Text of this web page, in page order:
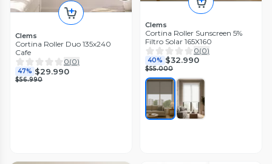
Clems
Cortina Roller Duo 135x240
Cafe
0(0)
47% $29.990
$56.990
Clems
Cortina Roller Sunscreen 5%
Filtro Solar 165X160
0(0)
40% $32.990
$55.000